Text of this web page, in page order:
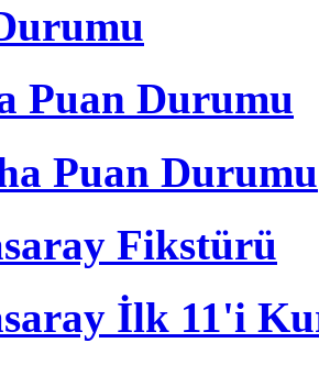
Puan Durumu
Puan Durumu
Fikstürü
İlk 11'i